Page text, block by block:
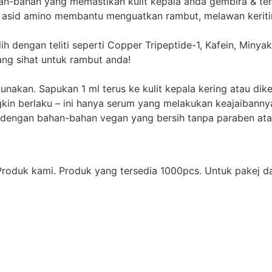
amino membantu menguatkan rambut, melawan
dengan teliti seperti Copper Tripeptide-1, Kafein,
sihat untuk rambut anda!
Sapukan 1 ml terus ke kulit kepala kering atau
berlaku – ini hanya serum yang melakukan
bahan-bahan vegan yang bersih tanpa paraben
kami. Produk yang tersedia 1000pcs. Untuk pakej